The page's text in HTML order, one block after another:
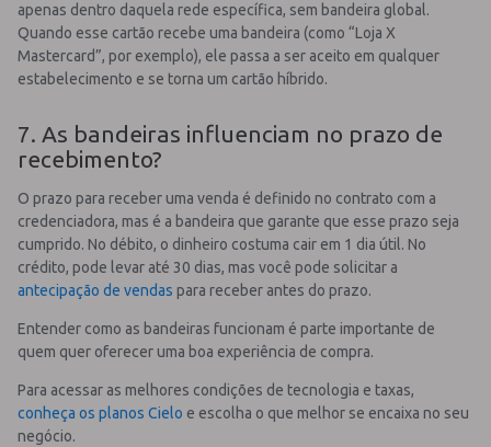
apenas dentro daquela rede específica, sem bandeira global.
Quando esse cartão recebe uma bandeira (como “Loja X
Mastercard”, por exemplo), ele passa a ser aceito em qualquer
estabelecimento e se torna um cartão híbrido.
7. As bandeiras influenciam no prazo de
recebimento?
O prazo para receber uma venda é definido no contrato com a
credenciadora, mas é a bandeira que garante que esse prazo seja
cumprido. No débito, o dinheiro costuma cair em 1 dia útil. No
crédito, pode levar até 30 dias, mas você pode solicitar a
antecipação de vendas para receber antes do prazo.
Entender como as bandeiras funcionam é parte importante de
quem quer oferecer uma boa experiência de compra.
Para acessar as melhores condições de tecnologia e taxas,
conheça os planos Cielo e escolha o que melhor se encaixa no seu
negócio.